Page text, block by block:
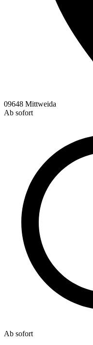
09648 Mittweida
Ab sofort
Ab sofort